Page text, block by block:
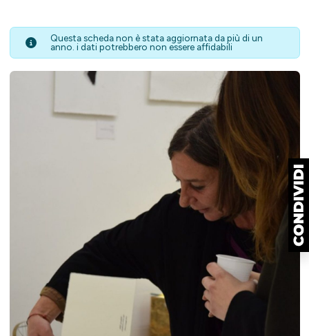
Questa scheda non è stata aggiornata da più di un
anno. i dati potrebbero non essere affidabili